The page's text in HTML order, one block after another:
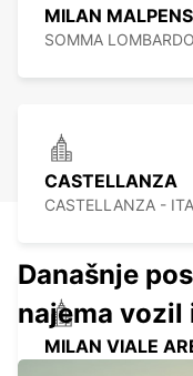
MILAN
SOMMA
CASTELLANZA
CASTELLANZA -
MILAN VIALE
Današnje
najema vozil